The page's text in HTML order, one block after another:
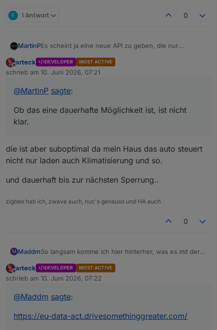
F 1 Antwort 0
MartinPEs scheint ja eine neue API zu geben, die nur
zugänglich ist.
Tibber scheint einen Zugang zu bezahlen, und man
Ob das eine dauerhafte Möglichkeit ist, ist nicht klar.
eine Möglichkeit...
Offline
arteck DEVELOPER MOST ACTIVE
schrieb am 10. Juni 2026, 07:21
zuletzt editiert von
@MartinP sagte:
Ob das eine dauerhafte Möglichkeit ist, ist nicht
klar.
die ist aber suboptimal da mein Haus das auto steuert
nicht nur laden auch Klimatisierung und so.
und dauerhaft bis zur nächsten Sperrung..
zigbee hab ich, zwave auch, nuc's genauso und HA auch
0
M MaddmSo langsam komme ich hier hinterher, was es mit der
obwohl ich meiner Meinung nach alles richtig gemacht
habe, komme ich mit iobroker (noch) nicht an meine
ich hab mich unter https://eu-data-
act.drivesomethinggreater.com/
lande bei
act Seite weitergeleitet, wo mein Fahrzeug auch
Das Ergebnis im Log sagt dann:
Was zur Hölle mache ich denn hier noch falsch, die
Offline
arteck DEVELOPER MOST ACTIVE
schrieb am 10. Juni 2026, 07:22
zuletzt editiert von
@Maddm sagte:
https://eu-data-act.drivesomethinggreater.com/